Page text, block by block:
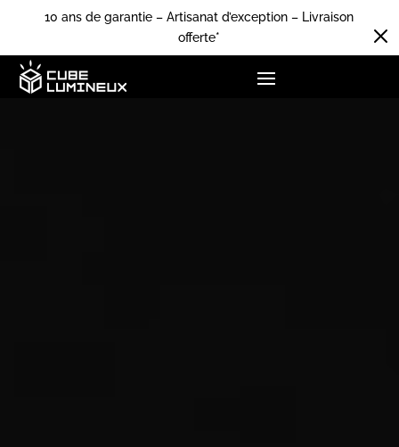
10 ans de garantie – Artisanat d’exception – Livraison
offerte*
M